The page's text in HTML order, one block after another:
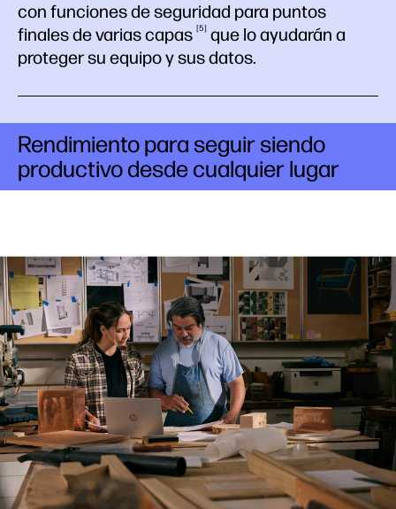
con funciones de seguridad para puntos
finales de variascapas 5
que lo ayudarán a
proteger su equipo y sus datos.
Rendimiento para seguir siendo
productivo desde cualquier lugar